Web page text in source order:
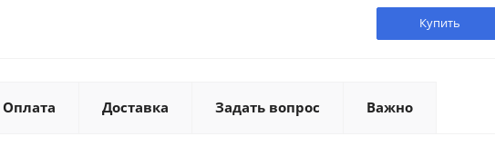
Купить
Оплата Доставка Задать вопрос Важно